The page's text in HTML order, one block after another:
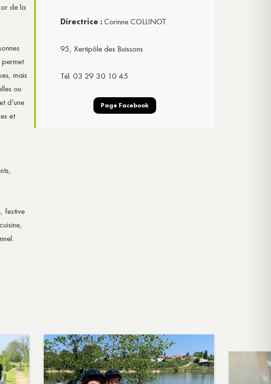
de la
mais
ou
d’une
et
festive
Directrice :Corinne COLLINOT
95, Xertipôle des Buissons
Tél. 03 29 30 10 45
Page Facebook